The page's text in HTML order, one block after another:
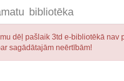
bibliotēka
dēļ pašlaik 3td e-bibliotēkā
sagādātajām neērtībām!